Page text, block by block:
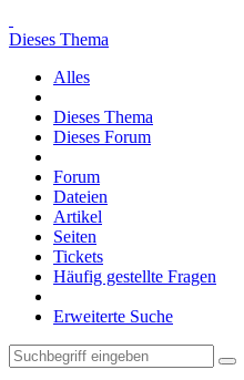
Dieses Thema
Alles
Dieses Thema
Dieses Forum
Forum
Dateien
Artikel
Seiten
Tickets
Häufig gestellte Fragen
Erweiterte Suche